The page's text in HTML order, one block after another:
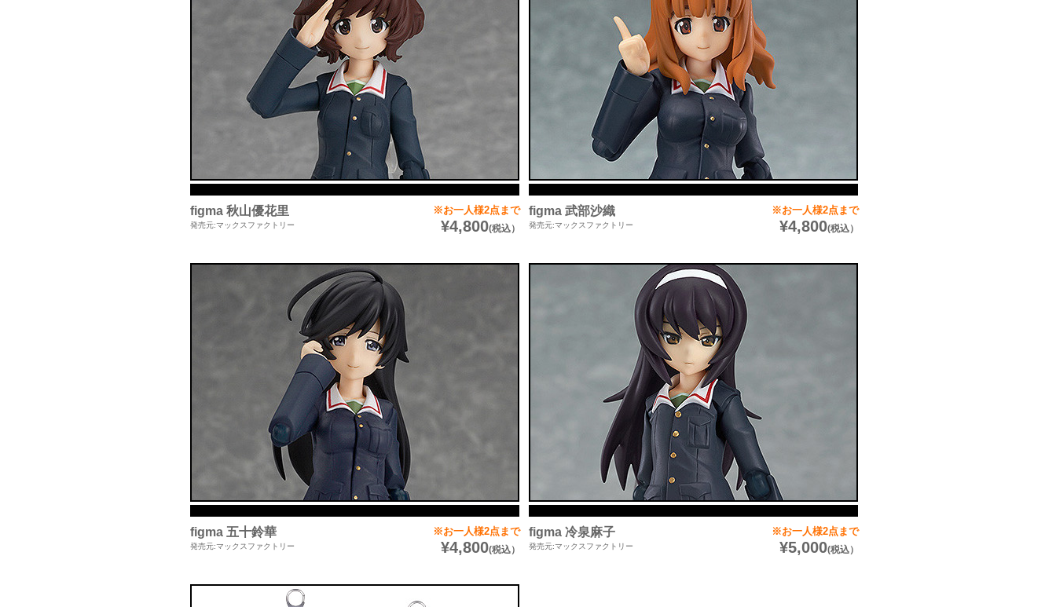
figma 秋山優花里
発売元:マックスファクトリー
※お一人様2点まで
¥4,800(税込）
figma 武部沙織
発売元:マックスファクトリー
※お一人様2点まで
¥4,800(税込）
figma 五十鈴華
発売元:マックスファクトリー
※お一人様2点まで
¥4,800(税込）
figma 冷泉麻子
発売元:マックスファクトリー
※お一人様2点まで
¥5,000(税込）